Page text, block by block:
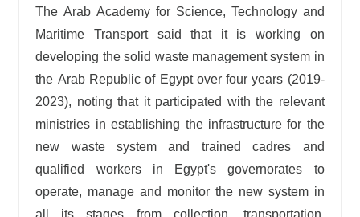
The Arab Academy for Science, Technology and
Maritime Transport said that it is working on
developing the solid waste management system in
the Arab Republic of Egypt over four years (2019-
2023), noting that it participated with the relevant
ministries in establishing the infrastructure for the
new waste system and trained cadres and
qualified workers in Egypt's governorates to
operate, manage and monitor the new system in